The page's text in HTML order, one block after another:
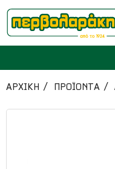
ΜΠΑΧΑΡΙΚΑ
ΒΟΤΑΝΑ
ΑΡΧΙΚΉ ΠΡΟΪΟΝΤΑ